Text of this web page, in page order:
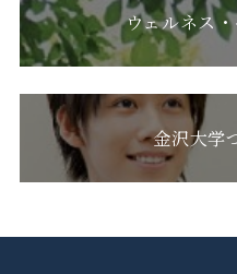
ウェルネス
金沢大学